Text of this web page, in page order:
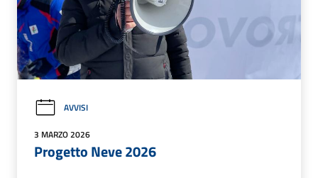
AVVISI
3 MARZO 2026
Progetto Neve 2026